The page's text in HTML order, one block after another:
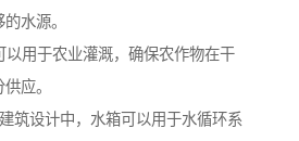
水源。
以用于农业灌溉，确保农作物在干
应。
筑设计中，水箱可以用于水循环系